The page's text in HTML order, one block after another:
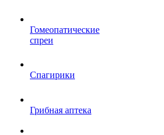
Гомеопатические
спреи
Спагирики
Грибная аптека